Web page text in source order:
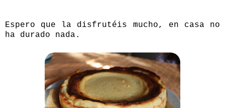
Espero que la disfrutéis mucho, en casa no
ha durado nada.